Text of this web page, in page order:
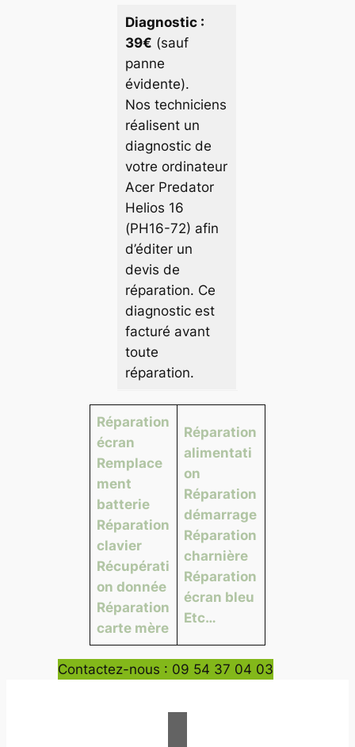
Diagnostic :
39€ (sauf
panne
évidente).
Nos techniciens
réalisent un
diagnostic de
votre ordinateur
Acer Predator
Helios 16
(PH16-72) afin
d’éditer un
devis de
réparation. Ce
diagnostic est
facturé avant
toute
réparation.
Réparation
écran
Remplace
ment
batterie
Réparation
clavier
Récupérati
on donnée
Réparation
carte mère
Réparation
alimentati
on
Réparation
démarrage
Réparation
charnière
Réparation
écran bleu
Etc…
Contactez-nous : 09 54 37 04 03